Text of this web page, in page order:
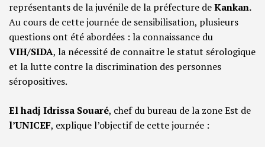
représentants de la juvénile de la préfecture deKankan.
Au cours de cette journée de sensibilisation, plusieurs
questions ont été abordées : la connaissance du
VIH/SIDA, la nécessité de connaitre le statut sérologique
et la lutte contre la discrimination des personnes
séropositives.
El hadj Idrissa Souaré, chef du bureau de la zone Est de
l’UNICEF, explique l’objectif de cette journée :